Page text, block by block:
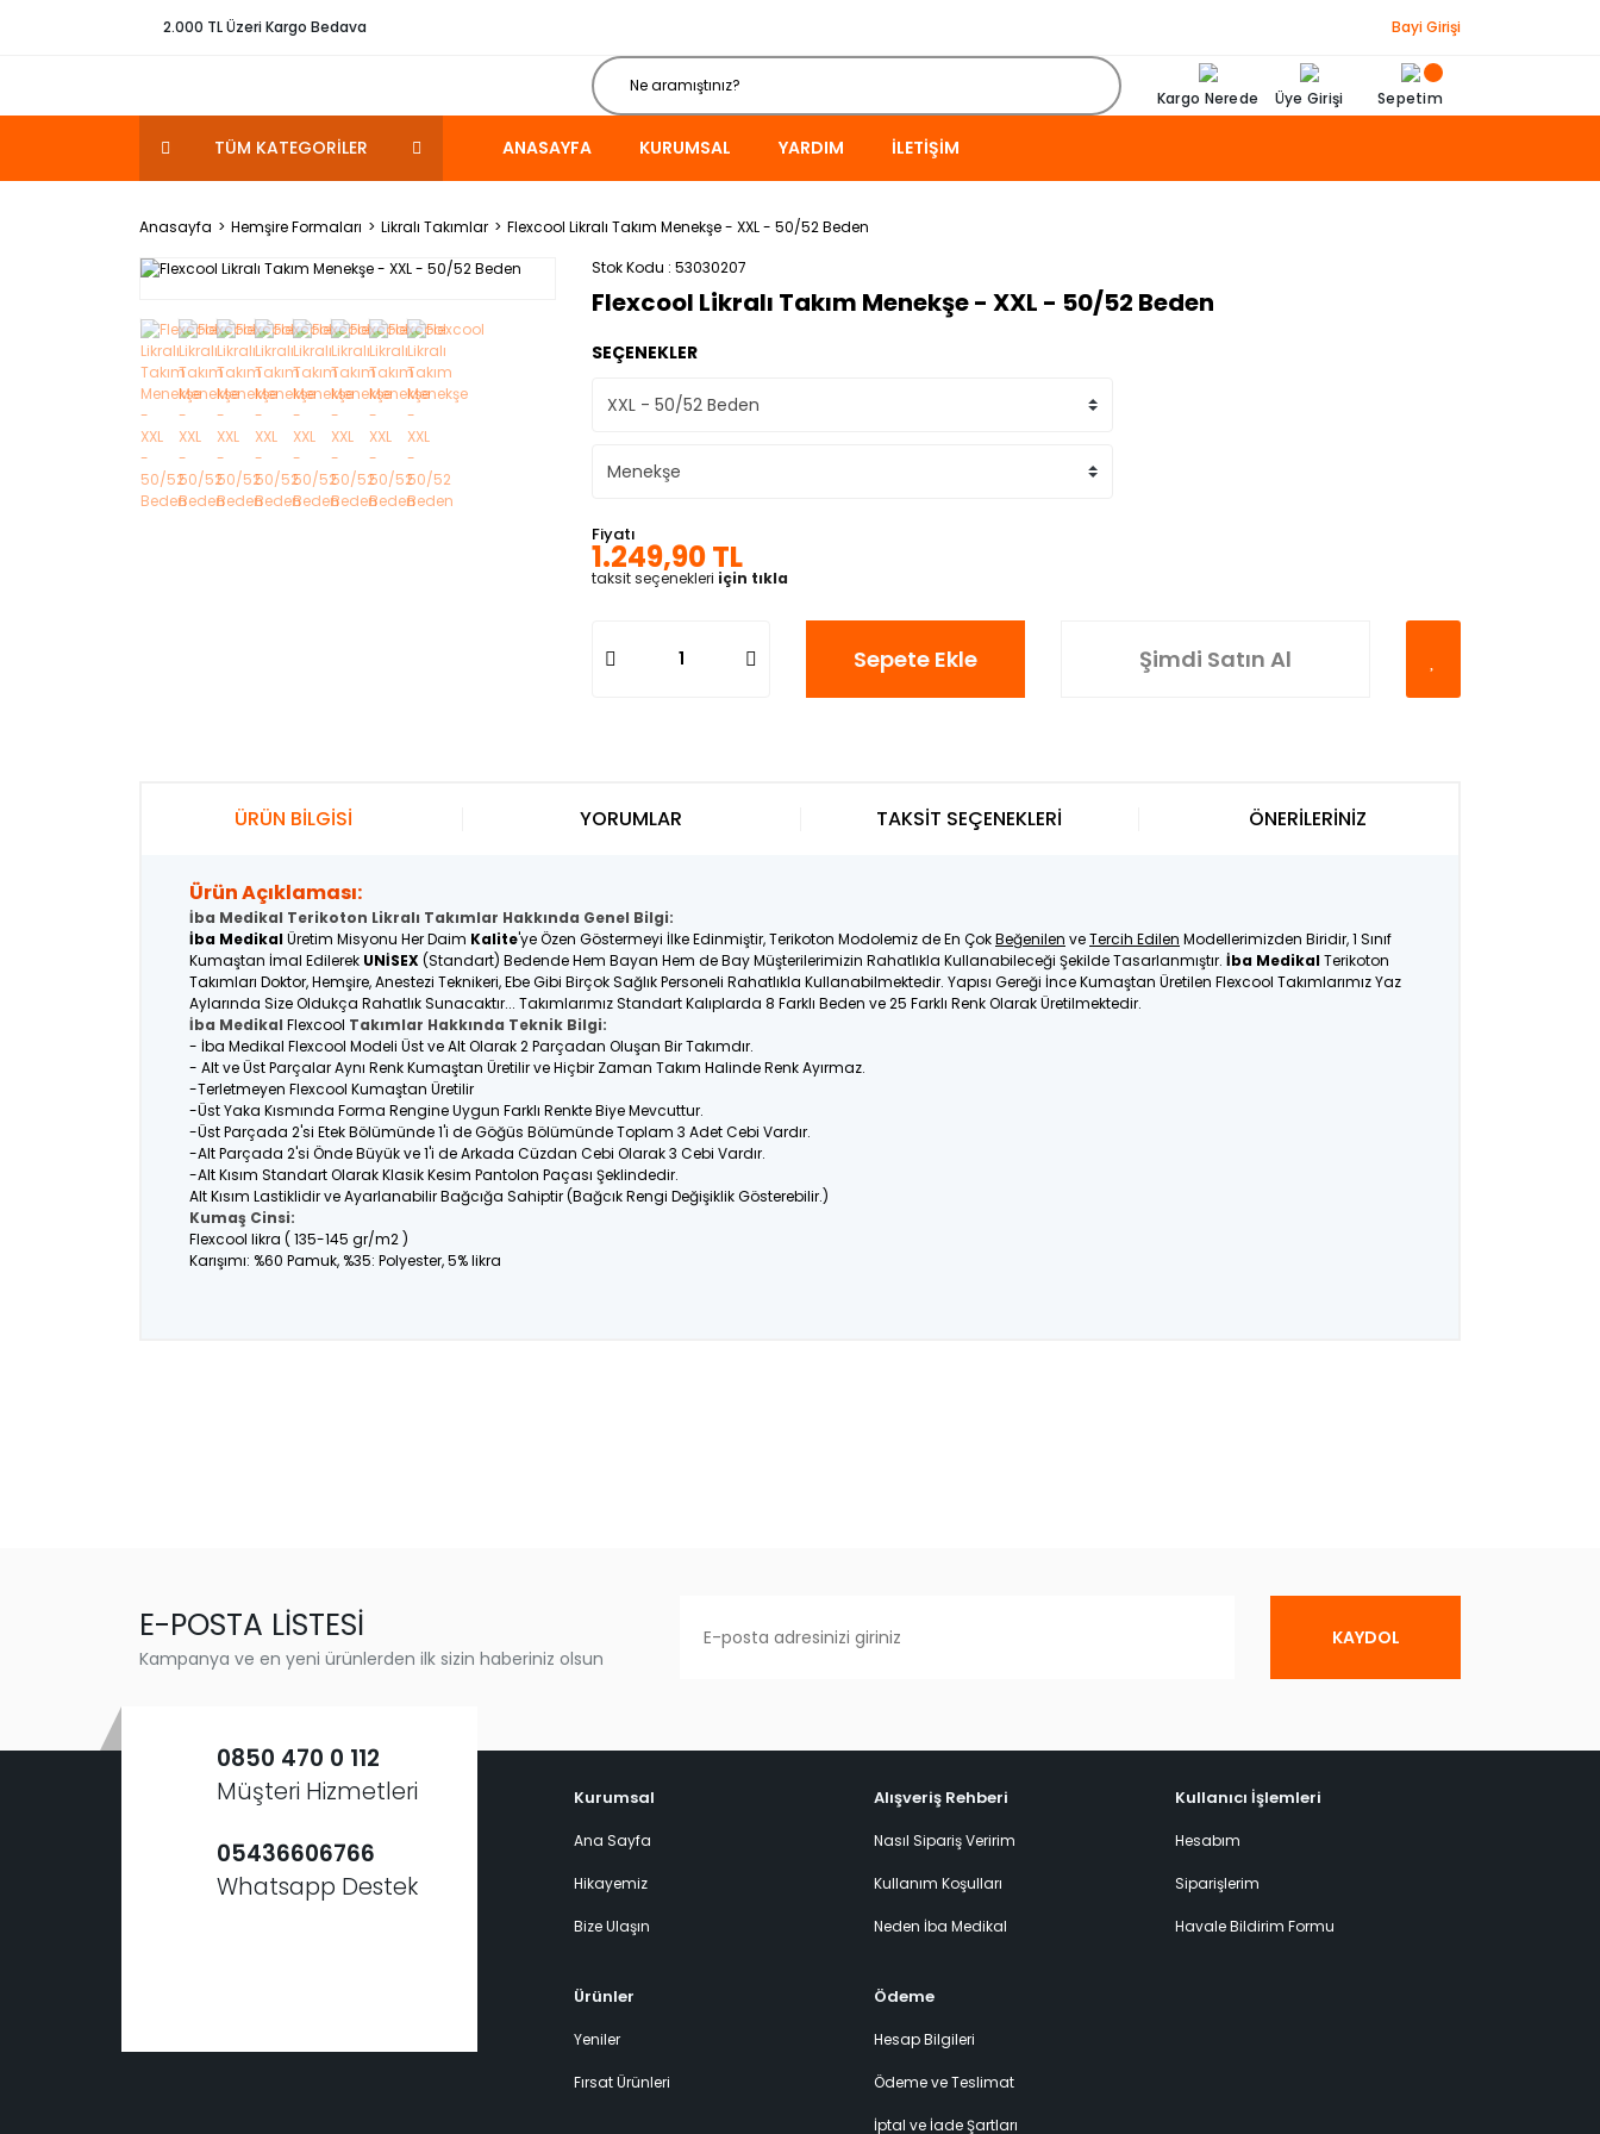
2.000 TL Üzeri Kargo Bedava Bayi Girişi
Kargo Nerede Üye Girişi Sepetim
TÜM KATEGORİLER ANASAYFA KURUMSAL YARDIM İLETIŞIM
Anasayfa Hemşire Formaları Likralı Takımlar
Flexcool Likralı Takım Menekşe - XXL - 50/52 Beden
Stok Kodu 53030207
Flexcool Likralı Takım Menekşe - XXL - 50/52 Beden
SEÇENEKLER
Fiyatı
1.249,90 TL
taksit seçenekleri için tıkla
Sepete Ekle Şimdi Satın Al
ÜRÜN BİLGİSİ
Ürün Açıklaması:
İba Medikal Terikoton Likralı Takımlar Hakkında Genel Bilgi:
İba MedikalÜretim Misyonu Her Daim Kalite'ye Özen Göstermeyi İlke Edinmiştir, Terikoton Modolemiz de En ÇokBeğenilen veTercih Edilen Modellerimizden Biridir, 1 Sınıf
Kumaştan İmal Edilerek UNİSEX (Standart) Bedende Hem Bayan Hem de Bay Müşterilerimizin Rahatlıkla Kullanabileceği Şekilde Tasarlanmıştır. İba MedikalTerikoton
Takımları Doktor, Hemşire, Anestezi Teknikeri, Ebe Gibi Birçok Sağlık Personeli Rahatlıkla Kullanabilmektedir. Yapısı Gereği İnce Kumaştan Üretilen Flexcool Takımlarımız Yaz
Aylarında Size Oldukça Rahatlık Sunacaktır... Takımlarımız Standart Kalıplarda 8 Farklı Beden ve 25 Farklı Renk Olarak Üretilmektedir.
İba Medikal Flexcool Takımlar Hakkında Teknik Bilgi:
- İba Medikal Flexcool Modeli Üst ve Alt Olarak 2 Parçadan Oluşan Bir Takımdır.
- Alt ve Üst Parçalar Aynı Renk Kumaştan Üretilir ve Hiçbir Zaman Takım Halinde Renk Ayırmaz.
-Terletmeyen Flexcool Kumaştan Üretilir
-Üst Yaka Kısmında Forma Rengine Uygun Farklı Renkte Biye Mevcuttur.
-Üst Parçada 2'si Etek Bölümünde 1'i de Göğüs Bölümünde Toplam 3 Adet Cebi Vardır.
-Alt Parçada 2'si Önde Büyük ve 1'i de Arkada Cüzdan Cebi Olarak 3 Cebi Vardır.
-Alt Kısım Standart Olarak Klasik Kesim Pantolon Paçası Şeklindedir.
Alt Kısım Lastiklidir ve Ayarlanabilir Bağcığa Sahiptir (Bağcık Rengi Değişiklik Gösterebilir.)
Kumaş Cinsi:
Flexcool likra ( 135-145 gr/m2 )
Karışımı: %60 Pamuk, %35: Polyester, 5% likra
YORUMLAR TAKSİT SEÇENEKLERİ ÖNERİLERİNİZ
E-POSTA LİSTESİ
Kampanya ve en yeni ürünlerden ilk sizin haberiniz olsun
KAYDOL
0850 470 0 112
Müşteri Hizmetleri
05436606766
Whatsapp Destek
Kurumsal
Ana Sayfa
Hikayemiz
Bize Ulaşın
Alışveriş Rehberi
Nasıl Sipariş Veririm
Kullanım Koşulları
Neden İba Medikal
Ürünler
Yeniler
Fırsat Ürünleri
Ödeme
Hesap Bilgileri
Ödeme ve Teslimat
İptal ve İade Şartları
Kullanıcı İşlemleri
Hesabım
Siparişlerim
Havale Bildirim Formu